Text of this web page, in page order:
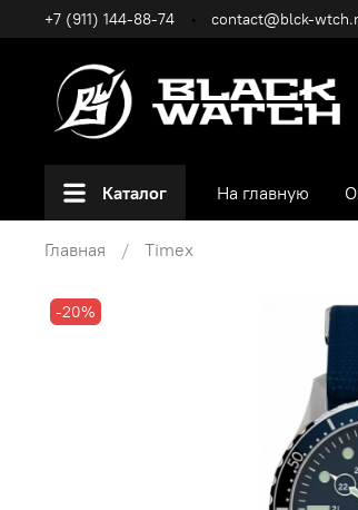
+7 (911) 144-88-74 contact@blck-
Каталог На главную
Главная Timex
-20%